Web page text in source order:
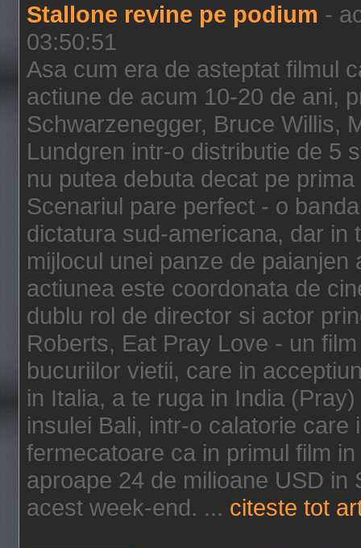
Stallone revine pe podium -
03:50:51
Asa cum era de asteptat filmul
actiune de acum 10-20 de ani,
Schwarzenegger, Bruce Willis,
Lundgren intr-o distributie de 5
nu putea debuta decat pe
Scenariul pare perfect - o
dictatura sud-americana, dar in
mijlocul unei panze de
actiunea este coordonata de
dublu rol de director si actor
Roberts, Eat Pray Love - un
bucuriilor vietii, care in
in Italia, a te ruga in India
insulei Bali, intr-o calatorie
fermecatoare ca in primul film
aproape 24 de milioane USD in
acest week-end. ... citeste tot